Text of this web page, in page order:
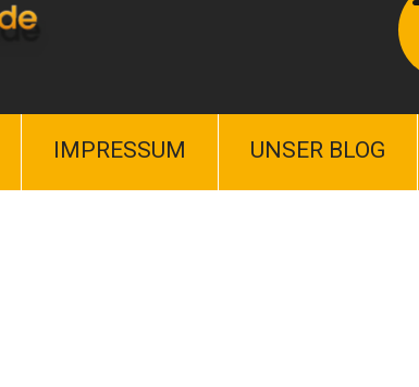
IMPRESSUM UNSER BLOG